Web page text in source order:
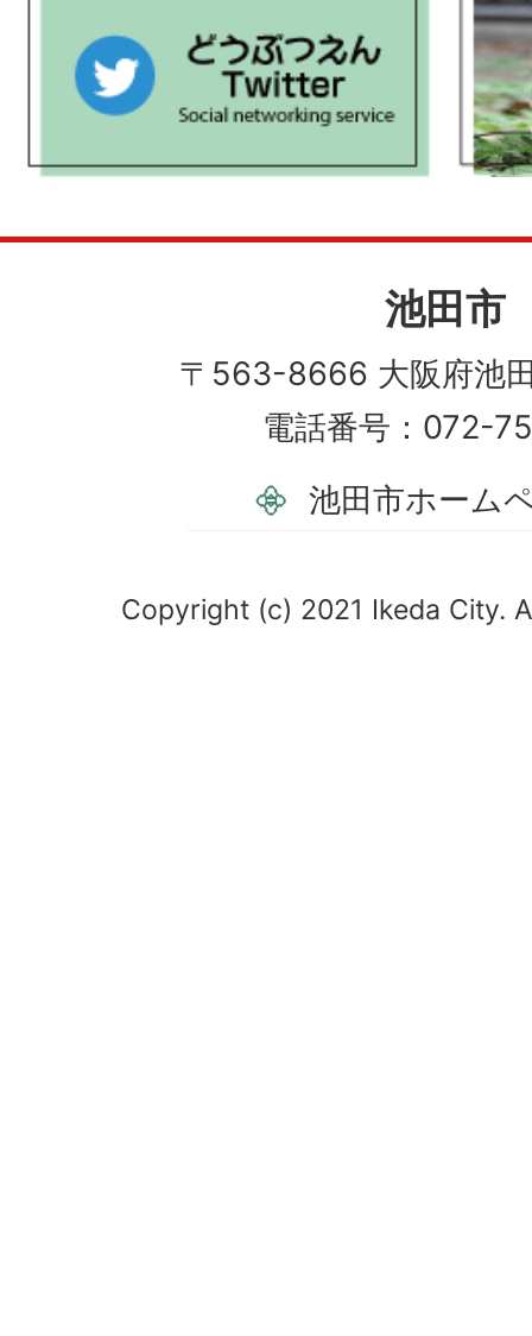
池田市
〒563-8666 大阪府池
電話番号：072-
池田市ホーム
Copyright (c) 2021 Ikeda City.